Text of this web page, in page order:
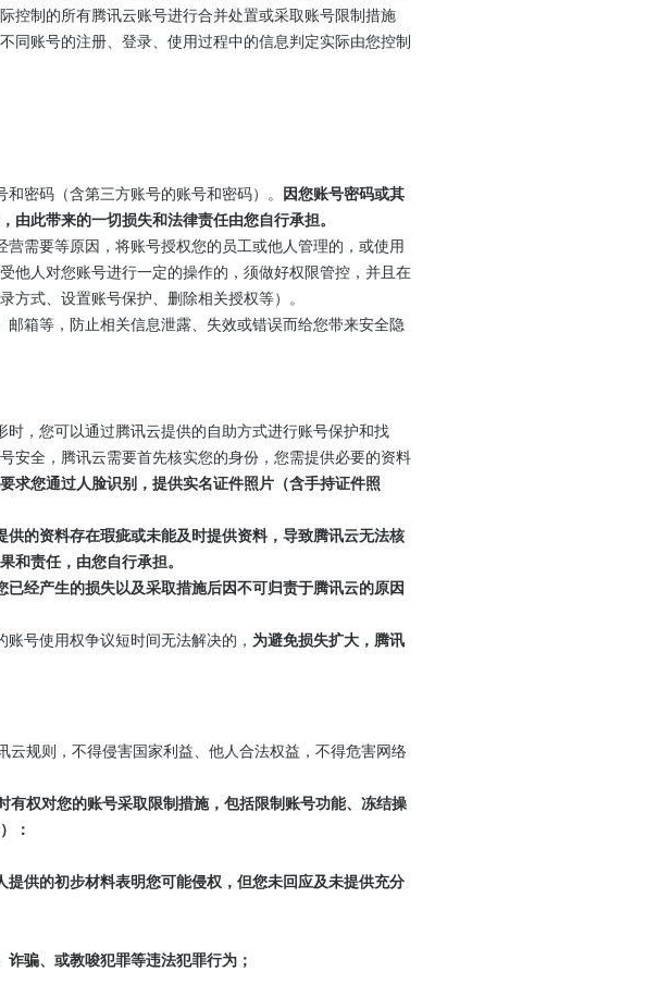
控制的所有腾讯云账号进行合并处置或采取账号限制措施
同账号的注册、登录、使用过程中的信息判定实际由您控制
密码（含第三方账号的账号和密码）。 因您账号密码或其
此带来的一切损失和法律责任由您自行承担。
需要等原因，将账号授权您的员工或他人管理的，或使用
他人对您账号进行一定的操作的，须做好权限管控，并且在
式、设置账号保护、删除相关授权等）。
箱等，防止相关信息泄露、失效或错误而给您带来安全隐
，您可以通过腾讯云提供的自助方式进行账号保护和找
安全，腾讯云需要首先核实您的身份，您需提供必要的资料
求您通过人脸识别，提供实名证件照片（含手持证件照
供的资料存在瑕疵或未能及时提供资料，导致腾讯云无法核
和责任，由您自行承担。
经产生的损失以及采取措施后因不可归责于腾讯云的原因
号使用权争议短时间无法解决的， 为避免损失扩大，腾讯
规则，不得侵害国家利益、他人合法权益，不得危害网络
权对您的账号采取限制措施，包括限制账号功能、冻结操
：
供的初步材料表明您可能侵权，但您未回应及未提供充分
骗、或教唆犯罪等违法犯罪行为；